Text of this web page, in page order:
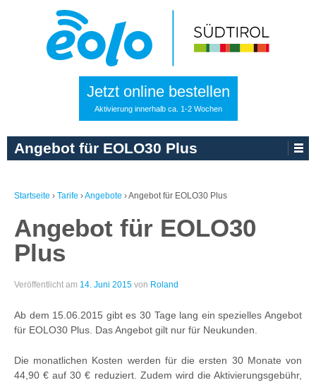
Jetzt online bestellen
Aktivierung innerhalb ca. 1-2 Wochen
Angebot für EOLO30 Plus
Startseite › Tarife ›Angebote ›Angebot für EOLO30 Plus
Angebot für EOLO30
Plus
Veröffentlicht am 14. Juni 2015 von Roland
Ab dem 15.06.2015 gibt es 30 Tage lang ein spezielles Angebot
für EOLO30 Plus. Das Angebot gilt nur für Neukunden.
Die monatlichen Kosten werden für die ersten 30 Monate von
44,90 € auf 30 € reduziert. Zudem wird die Aktivierungsgebühr,